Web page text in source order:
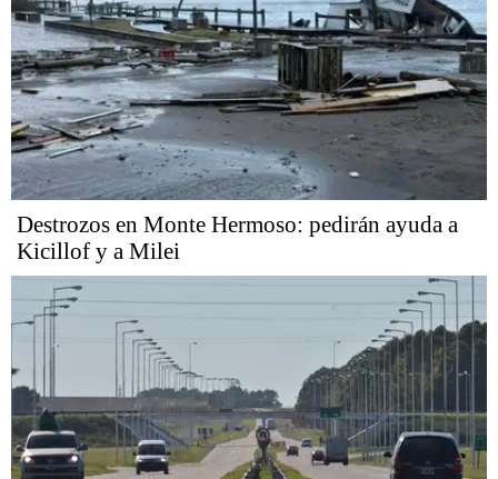
Destrozos en Monte Hermoso: pedirán ayuda a
Kicillof y a Milei